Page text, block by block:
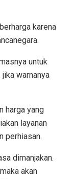
karena
untuk
warnanya
harga yang
layanan
perhiasan.
dimanjakan.
akan